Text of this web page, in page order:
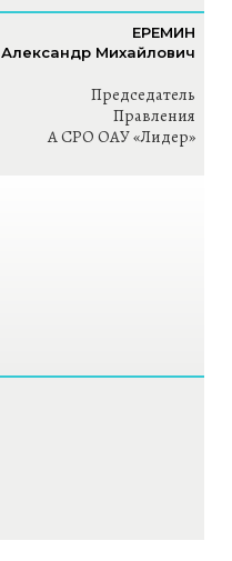
ЕРЕМИН
Александр Михайлович
Председатель
Правления
А СРО ОАУ «Лидер»